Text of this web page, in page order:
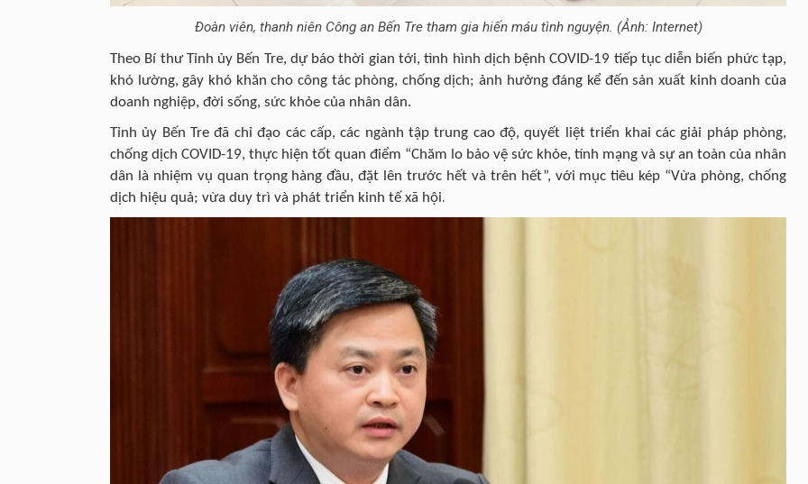
Đoàn viên, thanh niên Công an Bến Tre tham gia hiến máu tình nguyện. (Ảnh: Internet)
Theo Bí thư Tỉnh ủy Bến Tre, dự báo thời gian tới, tình hình dịch bệnh COVID-19 tiếp tục diễn biến phức tạp,
khó lường, gây khó khăn cho công tác phòng, chống dịch; ảnh hưởng đáng kể đến sản xuất kinh doanh của
doanh nghiệp, đời sống, sức khỏe của nhân dân.
Tỉnh ủy Bến Tre đã chỉ đạo các cấp, các ngành tập trung cao độ, quyết liệt triển khai các giải pháp phòng,
chống dịch COVID-19, thực hiện tốt quan điểm “Chăm lo bảo vệ sức khỏe, tính mạng và sự an toàn của nhân
dân là nhiệm vụ quan trọng hàng đầu, đặt lên trước hết và trên hết”, với mục tiêu kép “Vừa phòng, chống
dịch hiệu quả; vừa duy trì và phát triển kinh tế xã hội.